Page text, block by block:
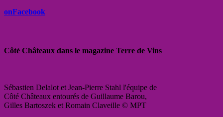
onFacebook
Côté Châteaux dans le magazine Terre de Vins
Sébastien Delalot et Jean-Pierre Stahl l'équipe de
Côté Châteaux entourés de Guillaume Barou,
Gilles Bartoszek et Romain Claveille © MPT